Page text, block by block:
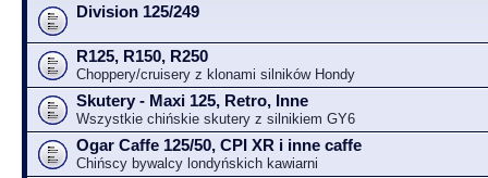
Division 125/249
R125, R150, R250
Choppery/cruisery z klonami silników Hondy
Skutery - Maxi 125, Retro, Inne
Wszystkie chińskie skutery z silnikiem GY6
Ogar Caffe 125/50, CPI XR i inne caffe
Chińscy bywalcy londyńskich kawiarni